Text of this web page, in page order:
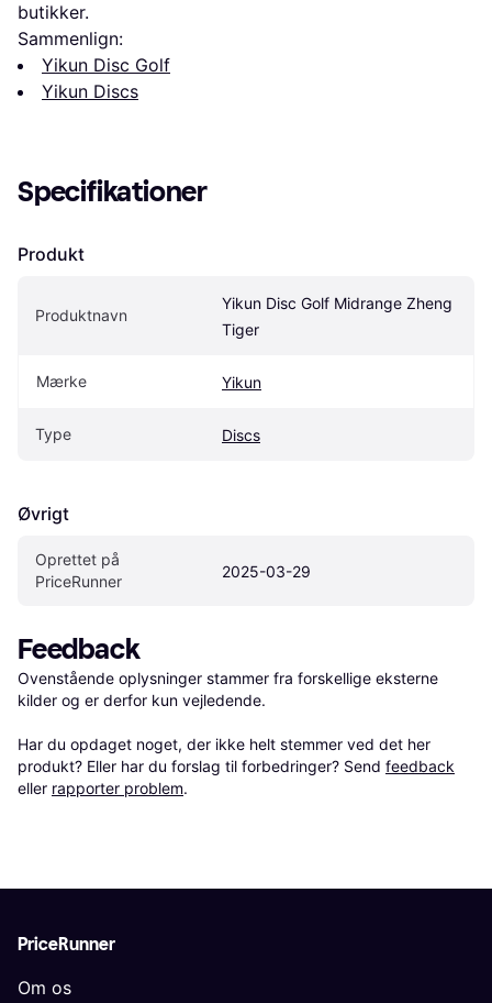
butikker.
Sammenlign:
Yikun Disc Golf
Yikun Discs
Specifikationer
Produkt
Produktnavn
Yikun Disc Golf Midrange Zheng
Tiger
Mærke Yikun
Type Discs
Øvrigt
Oprettet på
PriceRunner
2025-03-29
Feedback
Ovenstående oplysninger stammer fra forskellige eksterne
kilder og er derfor kun vejledende.
Har du opdaget noget, der ikke helt stemmer ved det her
produkt? Eller har du forslag til forbedringer? Send feedback
eller rapporter problem.
PriceRunner
Om os